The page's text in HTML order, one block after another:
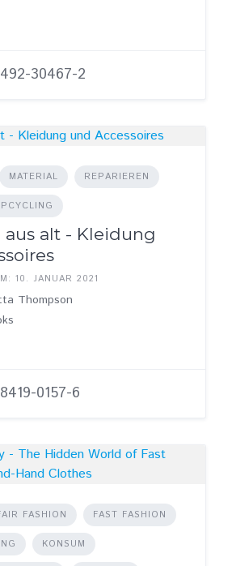
30467-2
MATERIAL REPARIEREN
aus alt - Kleidung
10. JANUAR 2021
Thompson
0157-6
FASHION FAST FASHION
KONSUM